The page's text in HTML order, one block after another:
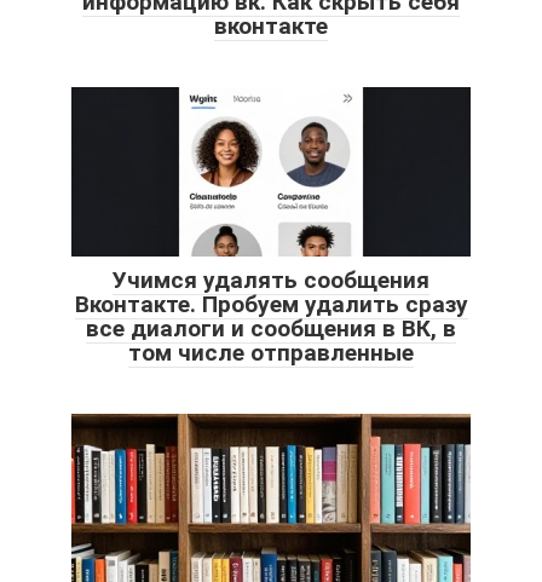
вконтакте
Учимся удалять сообщения
Вконтакте. Пробуем удалить сразу
все диалоги и сообщения в ВК, в
том числе отправленные